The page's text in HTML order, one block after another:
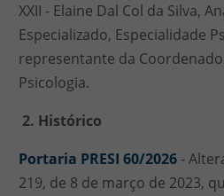
XXII - Elaine Dal Col da Silva,
Especializado, Especialidade
representante da
Psicologia.
2. Histórico
Portaria PRESI 60/2026 -
219, de 8 de março de 2023,